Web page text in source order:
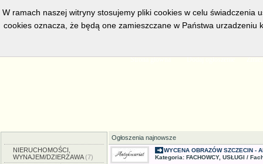
w bieżacej chwili posiadamy5558aktywnych ogłoszeń, serwis
Strona główna Dodaj ogłoszenie
NIERUCHOMOŚCI,
WYNAJEM/DZIERŻAWA(7)
Ogłoszenia najnowsze
WYCENA OBRAZÓW SZCZECIN -
Kategoria: FACHOWCY, USŁUGI /
W ramach naszej witryny stosujemy pliki cookies w celu świadczenia
cookies oznacza, że będą one zamieszczane w Państwa